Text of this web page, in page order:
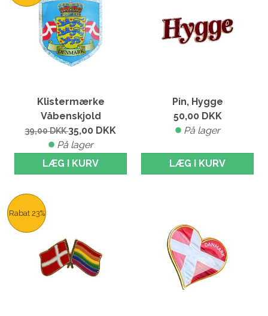
Klistermærke
Våbenskjold
39,00DKK 35,00 DKK
På lager
LÆG I KURV
Pin, Hygge
50,00 DKK
På lager
LÆG I KURV
Rabat 23%